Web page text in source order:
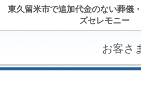
東久留米市で追加代金のない葬儀
ズセレモニー
お客さ